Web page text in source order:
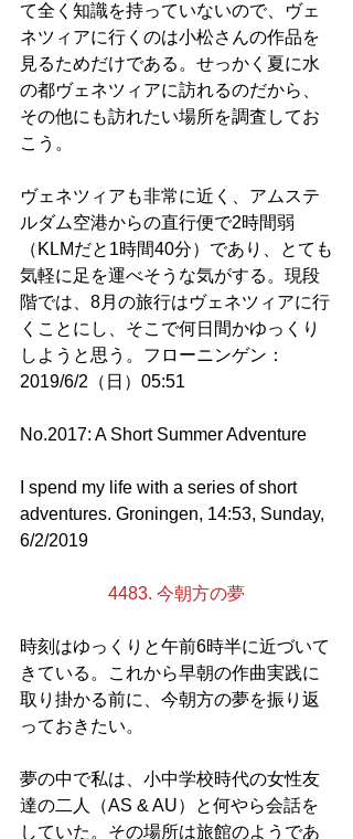
て全く知識を持っていないので、ヴェ
ネツィアに行くのは小松さんの作品を
見るためだけである。せっかく夏に水
の都ヴェネツィアに訪れるのだから、
その他にも訪れたい場所を調査してお
こう。
ヴェネツィアも非常に近く、アムステ
ルダム空港からの直行便で2時間弱
（KLMだと1時間40分）であり、とても
気軽に足を運べそうな気がする。現段
階では、8月の旅行はヴェネツィアに行
くことにし、そこで何日間かゆっくり
しようと思う。フローニンゲン：
2019/6/2（日）05:51
No.2017: A Short Summer Adventure
I spend my life with a series of short
adventures. Groningen, 14:53, Sunday,
6/2/2019
4483. 今朝方の夢
時刻はゆっくりと午前6時半に近づいて
きている。これから早朝の作曲実践に
取り掛かる前に、今朝方の夢を振り返
っておきたい。
夢の中で私は、小中学校時代の女性友
達の二人（AS & AU）と何やら会話を
していた。その場所は旅館のようであ